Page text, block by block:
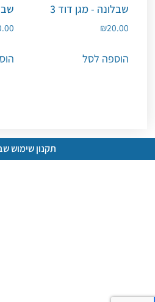
שבלונה - מגן דוד 3
₪20.00
הוספה לסל
תקנון שימוש